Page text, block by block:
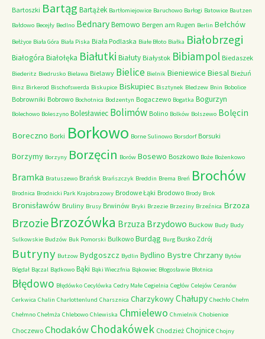
Bartoszki Bartąg Bartążek Bartłomiejowice Baruchowo Barłogi Batowice Bautzen
Bałdowo Becejły Bedlno BednaryBemowo Bergen am Rugen Berlin Bełchów
Bełżyce Biała Góra Biała Piska Biała Podlaska Białe Błoto Białka Białobrzegi
Białogóra Białołęka Białutki Białuty Białystok Bibiampol Biedaszek
Biederitz Biedrusko Bielawa Bielawy Bielice Bielnik Bieniewice Biesal Bieżuń
Binz Birkerod Bischofswerda Biskupice Biskupiec Bisztynek Bledzew Bnin Bobolice
Bobrowniki Bobrowo Bochotnica Bodzentyn Bogaczewo Bogatka Bogurzyn
Bolechowo Boleszyno Bolesławiec Bolimów Bolino Bolków Bolszewo Bolęcin
Boreczno Borki Borkowo Borne Sulinowo Borsdorf Borsuki
Borzymy Borzyny Borzęcin Borów Bosewo Boszkowo Boże Bożenkowo
Bramka Bratuszewo Brańsk Brańszczyk Breddin Brema Breń Brochów
Brodnica Brodnicki Park Krajobrazowy Brodowe Łąki Brodowo Brody Brok
Bronisławów Bruliny Brusy Brwinów Bryki Brzezie Brzeziny Brzeźnica Brzoza
Brzozie Brzozówka Brzuza Brzydowo Buckow Budy Budy
Sulkowskie Budzów Buk Pomorski Bulkowo Burdąg Burg Busko Zdrój
Butryny Butzow Bydgoszcz Bydlin Bydlino Bystre Chrzany Bytów
Bógdał Bączal Bądkowo Bąki Bąki Wieczfnia Bąkowiec Błogosławie Błotnica
Błędowo Błędówko Cecylówka Cedry Małe Cegielnia Cegłów Celejów Ceranów
Cerkwica Chalin Charlottenlund Charsznica CharzykowyChałupy Chechło Chełm
Chełmno Chełmża Chlebowo Chlewiska Chmielewo Chmielnik Chobienice
Choczewo ChodakówChodakówek Chodzież Chojnice Chojny